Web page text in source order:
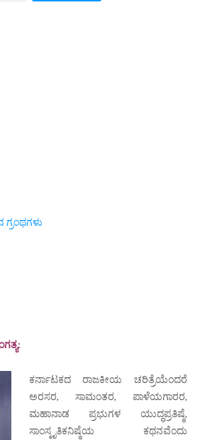
ಕರ್ನಾಟಕದ ರಾಜಕೀಯ ಚರಿತ್ರೆಯೆಂದರೆ
ಅರಸರ, ಸಾಮಂತರ, ಪಾಳೆಯಗಾರರ,
ಮಹಾನಾಡ ಪ್ರಭುಗಳ ಯುದ್ಧಪ್ರತಿಷ್ಠೆ,
ಸಾಂಸ್ಕೃತಿಕನಿಷ್ಠೆಯ ಕಥನವೆಂದು